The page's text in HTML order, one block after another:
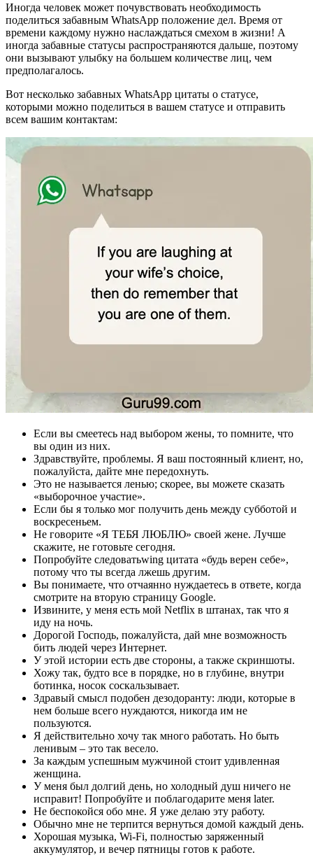
Иногда человек может почувствовать необходимость
поделиться забавным WhatsApp положение дел. Время от
времени каждому нужно наслаждаться смехом в жизни! А
иногда забавные статусы распространяются дальше, поэтому
они вызывают улыбку на большем количестве лиц, чем
предполагалось.
Вот несколько забавных WhatsApp цитаты о статусе,
которыми можно поделиться в вашем статусе и отправить
всем вашим контактам:
Если вы смеетесь над выбором жены, то помните, что
вы один из них.
Здравствуйте, проблемы. Я ваш постоянный клиент, но,
пожалуйста, дайте мне передохнуть.
Это не называется ленью; скорее, вы можете сказать
«выборочное участие».
Если бы я только мог получить день между субботой и
воскресеньем.
Не говорите «Я ТЕБЯ ЛЮБЛЮ» своей жене. Лучше
скажите, не готовьте сегодня.
Попробуйте следоватьwing цитата «будь верен себе»,
потому что ты всегда лжешь другим.
Вы понимаете, что отчаянно нуждаетесь в ответе, когда
смотрите на вторую страницу Google.
Извините, у меня есть мой Netflix в штанах, так что я
иду на ночь.
Дорогой Господь, пожалуйста, дай мне возможность
бить людей через Интернет.
У этой истории есть две стороны, а также скриншоты.
Хожу так, будто все в порядке, но в глубине, внутри
ботинка, носок соскальзывает.
Здравый смысл подобен дезодоранту: люди, которые в
нем больше всего нуждаются, никогда им не
пользуются.
Я действительно хочу так много работать. Но быть
ленивым – это так весело.
За каждым успешным мужчиной стоит удивленная
женщина.
У меня был долгий день, но холодный душ ничего не
исправит! Попробуйте и поблагодарите меня later.
Не беспокойся обо мне. Я уже делаю эту работу.
Обычно мне не терпится вернуться домой каждый день.
Хорошая музыка, Wi-Fi, полностью заряженный
аккумулятор, и вечер пятницы готов к работе.